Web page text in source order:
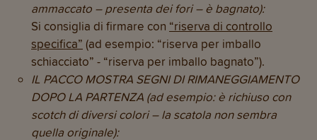
ammaccato – presenta dei fori – è bagnato):
Si consiglia di firmare con “riserva di controllo
specifica” (ad esempio: “riserva per imballo
schiacciato” - “riserva per imballo bagnato”).
IL PACCO MOSTRA SEGNI DI RIMANEGGIAMENTO
DOPO LA PARTENZA (ad esempio: è richiuso con
scotch di diversi colori – la scatola non sembra
quella originale):